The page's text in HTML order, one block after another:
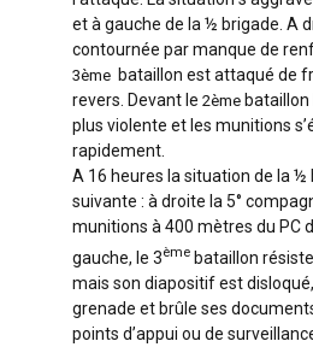
et à gauche de la ½ brigade. A
contournée par manque de
3ème bataillon est attaqué de
revers. Devant le 2ème
plus violente et les munitions
rapidement.
A 16 heures la situation de la ½
suivante : à droite la 5°
munitions à 400 mètres du PC
gauche, le 3ème bataillon
mais son diapositif est
grenade et brûle ses
points d’appui ou de